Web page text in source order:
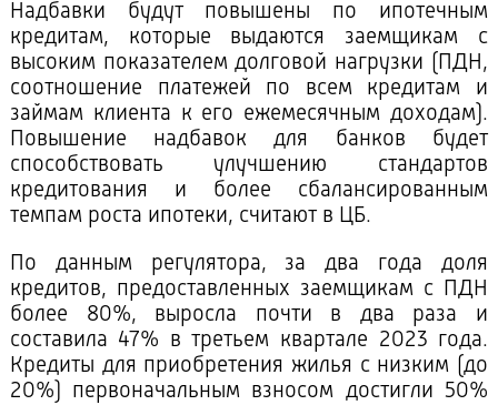
Надбавки будут повышены по ипотечным
кредитам, которые выдаются заемщикам с
высоким показателем долговой нагрузки (ПДН,
соотношение платежей по всем кредитам и
займам клиента к его ежемесячным доходам).
Повышение надбавок для банков будет
способствовать улучшению стандартов
кредитования и более сбалансированным
темпам роста ипотеки, считают в ЦБ.
По данным регулятора, за два года доля
кредитов, предоставленных заемщикам с ПДН
более 80%, выросла почти в два раза и
составила 47% в третьем квартале 2023 года.
Кредиты для приобретения жилья с низким (до
20%) первоначальным взносом достигли 50%